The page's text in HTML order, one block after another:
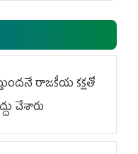
రాజకీయ కక్షతో
చేశారు